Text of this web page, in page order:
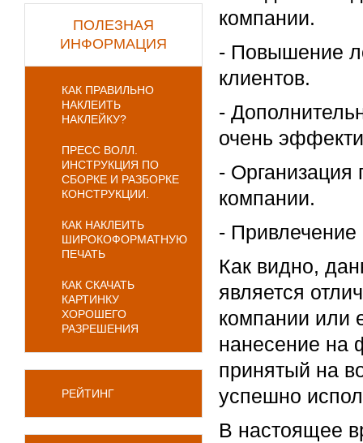
ПОЛЕЗНАЯ
ИНФОРМАЦИЯ
КАК ПРАВИЛЬНО
НАКЛЕИТЬ
НАКЛЕЙКУ?
ПРЕСС ВОЛЛ.
ИНСТРУКЦИЯ ПО
СБОРКЕ И РАЗБОРКЕ
КОНСТРУКЦИИ.
КАК НАКЛЕИТЬ
ШИРОКОФОРМАТНУЮ
ПЕЧАТЬ
КАК СКАЧАТЬ
КАРТИНКУ
ХОРОШЕГО
РАЗРЕШЕНИЯ
РЕЙТИНГ
компании.
- Повышение
клиентов.
-
очень
- Организация
компании.
- Привлечение
Как видно,
является
компании или
нанесение на
принятый на
успешно
В настоящее